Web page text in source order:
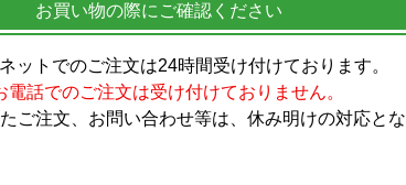
お買い物の際にご確認ください
ットでのご注文は24時間受け付けております。
話でのご注文は受け付けておりません。
ご注文、お問い合わせ等は、休み明けの対応と